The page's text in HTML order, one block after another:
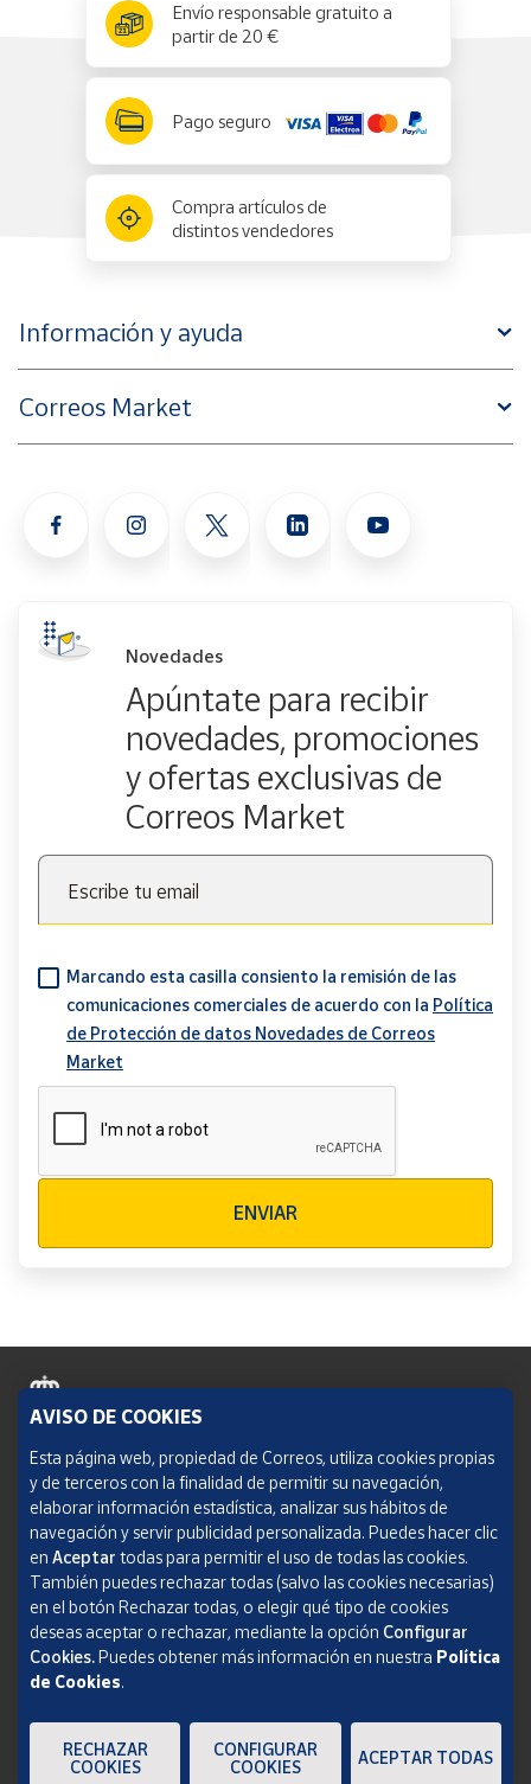
Envío responsable gratuito a
partir de 20 €
Pago seguro
Compra artículos de
distintos vendedores
Información y ayuda
Correos Market
Novedades
Apúntate para recibir
novedades, promociones
y ofertas exclusivas de
Correos Market
Escribe tu email
Marcando esta casilla consiento la remisión de las
comunicaciones comerciales de acuerdo con la Política
de Protección de datos Novedades de Correos
Market
ENVIAR
Política de cookies
Aviso legal
Condiciones del servicio
Política de Privacidad Web
Informe de transparencia
SOCIEDAD ESTATAL CORREOS Y TELÉGRAFOS, S.A., S.M.E. Todos los derechos
AVISO DE COOKIES
Esta página web, propiedad de Correos, utiliza cookies propias
y de terceros con la finalidad de permitir su navegación,
elaborar información estadística, analizar sus hábitos de
navegación y servir publicidad personalizada. Puedes hacer clic
en Aceptar todas para permitir el uso de todas las cookies.
También puedes rechazar todas (salvo las cookies necesarias)
en el botón Rechazar todas, o elegir qué tipo de cookies
deseas aceptar o rechazar, mediante la opción Configurar
Cookies.Puedes obtener más información en nuestra Política
de Cookies.
RECHAZAR
COOKIES
CONFIGURAR
COOKIES
ACEPTAR TODAS